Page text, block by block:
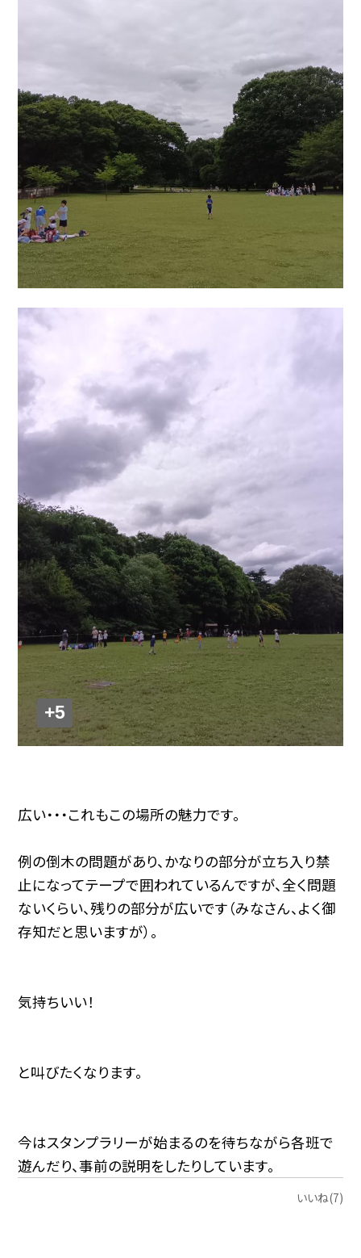
+5
広い・・・これもこの場所の魅力です。
例の倒木の問題があり、かなりの部分が立ち入り禁
止になってテープで囲われているんですが、全く問題
ないくらい、残りの部分が広いです（みなさん、よく御
存知だと思いますが）。
気持ちいい！
と叫びたくなります。
今はスタンプラリーが始まるのを待ちながら各班で
遊んだり、事前の説明をしたりしています。
いいね(7)